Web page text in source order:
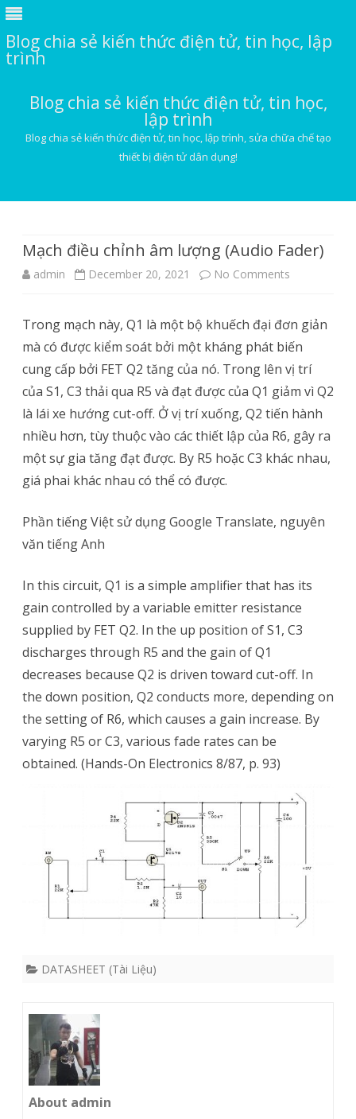
Blog chia sẻ kiến thức điện tử, tin học, lập
trình
Blog chia sẻ kiến thức điện tử, tin học,
lập trình
Blog chia sẻ kiến thức điện tử, tin học, lập trình, sửa chữa chế tạo
thiết bị điện tử dân dụng!
Mạch điều chỉnh âm lượng (Audio Fader)
admin December 20, 2021 No Comments
điều
chỉnh
lượng
(Audio
Fader)
Trong mạch này, Q1 là một bộ khuếch đại đơn giản
mà có được kiểm soát bởi một kháng phát biến
cung cấp bởi FET Q2 tăng của nó. Trong lên vị trí
của S1, C3 thải qua R5 và đạt được của Q1 giảm vì Q2
là lái xe hướng cut-off. Ở vị trí xuống, Q2 tiến hành
nhiều hơn, tùy thuộc vào các thiết lập của R6, gây ra
một sự gia tăng đạt được. By R5 hoặc C3 khác nhau,
giá phai khác nhau có thể có được.
Phần tiếng Việt sử dụng Google Translate, nguyên
văn tiếng Anh
In this circuit, Q1 is a simple amplifier that has its
gain controlled by a variable emitter resistance
supplied by FET Q2. In the up position of S1, C3
discharges through R5 and the gain of Q1
decreases because Q2 is driven toward cut-off. In
the down position, Q2 conducts more, depending on
the setting of R6, which causes a gain increase. By
varying R5 or C3, various fade rates can be
obtained. (Hands-On Electronics 8/87, p. 93)
DATASHEET (Tài Liệu)
About admin